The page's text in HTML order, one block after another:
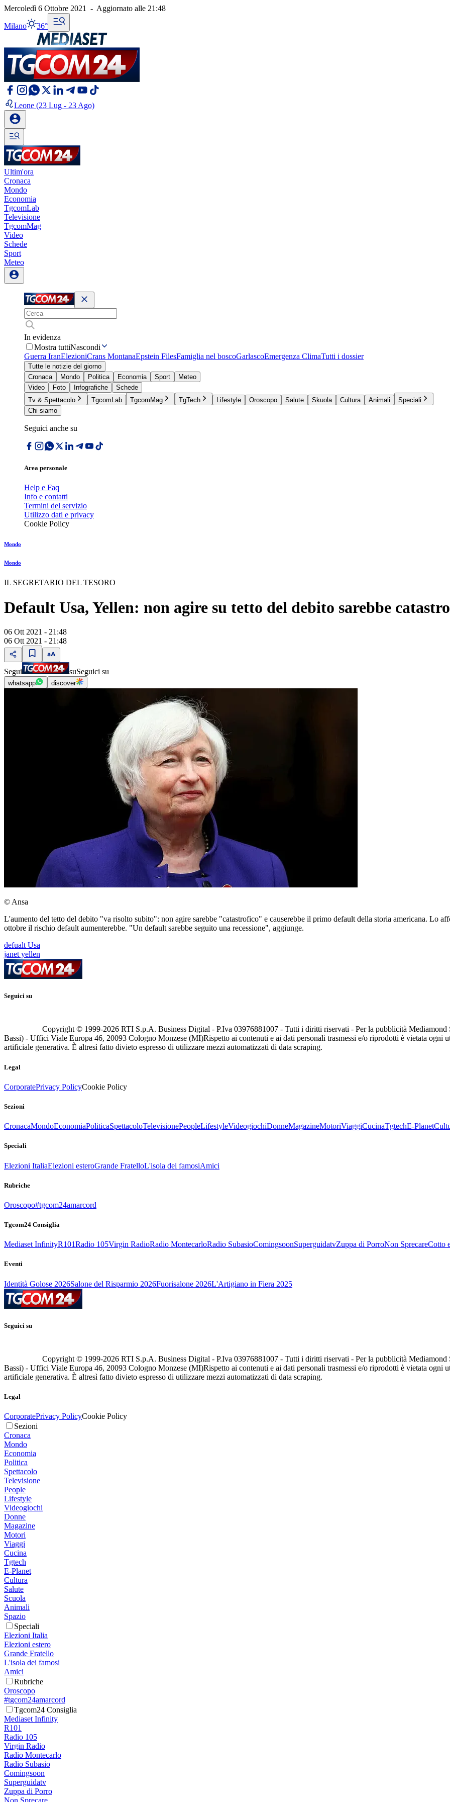
Mercoledì 6 Ottobre 2021 - Aggiornato alle 21:48
Milano 36°
Leone (23 Lug - 23 Ago)
Ultim'ora
Cronaca
Mondo
Economia
TgcomLab
Televisione
TgcomMag
Video
Schede
Sport
Meteo
In evidenza
Mostra tuttiNascondi
Guerra IranElezioniCrans MontanaEpstein FilesFamiglia nel boscoGarlascoEmergenza ClimaTutti i dossier
Tutte le notizie del giorno
Cronaca
Mondo Politica Economia Sport
Meteo
Video
Foto Infografiche
Schede
Tv & Spettacolo
TgcomLab TgcomMag TgTech Lifestyle Oroscopo Salute Skuola Cultura Animali
Speciali
Chi siamo
Seguici anche su
Area personale
Help e Faq
Info e contatti
Termini del servizio
Utilizzo dati e privacy
Cookie Policy
Mondo
Mondo
IL SEGRETARIO DEL TESORO
Default Usa, Yellen: non agire su tetto del debito sarebbe
06 Ott 2021 - 21:48
06 Ott 2021 - 21:48
Segui suSeguici su
whatsapp discover
© Ansa
L'aumento del tetto del debito "va risolto subito": non agire sarebbe "catastrofico" e causerebbe il primo default della storia americana. Lo
ottobre il rischio default aumenterebbe. "Un default sarebbe seguito una recessione", aggiunge.
defualt Usa
janet yellen
Seguici su
Copyright © 1999-2026 RTI S.p.A. Business Digital - P.Iva 03976881007 - Tutti i diritti riservati - Per la pubblicità
Bassi) - Uffici Viale Europa 46, 20093 Cologno Monzese (MI)Rispetto ai contenuti e ai dati personali trasmessi e/o riprodotti è vietata ogni
artificiale generativa. È altresì fatto divieto espresso di utilizzare mezzi automatizzati di data scraping.
Legal
CorporatePrivacy PolicyCookie Policy
Sezioni
CronacaMondoEconomiaPoliticaSpettacoloTelevisionePeopleLifestyleVideogiochiDonneMagazineMotoriViaggiCucinaTgtechE-Planet
Speciali
Elezioni ItaliaElezioni esteroGrande FratelloL'isola dei famosiAmici
Rubriche
Oroscopo#tgcom24amarcord
Tgcom24 Consiglia
Mediaset InfinityR101Radio 105Virgin RadioRadio MontecarloRadio SubasioComingsoonSuperguidatvZuppa di PorroNon SprecareCotto
Eventi
Identità Golose 2026Salone del Risparmio 2026Fuorisalone 2026L'Artigiano in Fiera 2025
Seguici su
Copyright © 1999-2026 RTI S.p.A. Business Digital - P.Iva 03976881007 - Tutti i diritti riservati - Per la pubblicità
Bassi) - Uffici Viale Europa 46, 20093 Cologno Monzese (MI)Rispetto ai contenuti e ai dati personali trasmessi e/o riprodotti è vietata ogni
artificiale generativa. È altresì fatto divieto espresso di utilizzare mezzi automatizzati di data scraping.
Legal
CorporatePrivacy PolicyCookie Policy
Sezioni
Cronaca
Mondo
Economia
Politica
Spettacolo
Televisione
People
Lifestyle
Videogiochi
Donne
Magazine
Motori
Viaggi
Cucina
Tgtech
E-Planet
Cultura
Salute
Scuola
Animali
Spazio
Speciali
Elezioni Italia
Elezioni estero
Grande Fratello
L'isola dei famosi
Amici
Rubriche
Oroscopo
#tgcom24amarcord
Tgcom24 Consiglia
Mediaset Infinity
R101
Radio 105
Virgin Radio
Radio Montecarlo
Radio Subasio
Comingsoon
Superguidatv
Zuppa di Porro